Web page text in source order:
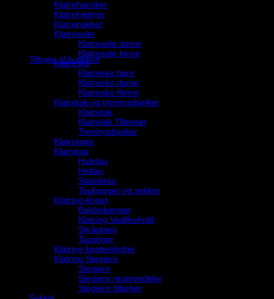
Du har ingen produkter i handlekurven.
Tilbake til butikken
Klatrehansker
Klatrehjelmer
Klatrepakker
Klatreseler
Klatresele dame
Klatresele herre
Klatresko
Klatresko barn
Klatresko dame
Klatresko Herre
Klatretak og treningsbjelker
Klatretak
Klatretak Tilbehør
Treningsbjelker
Klatretape
Klatretau
Halvtau
Heltau
Statisktau
Taubagger og sekker
Klatring Annet
Buldrebørster
Klatring Vedlikehold
Småstæsj
Taustiger
Klatring knebeskytter
Klatring Stegjern
Stegjern
Stegjern reservedeler
Stegjern tilbehør